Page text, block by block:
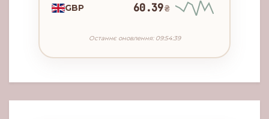
GBP 60.39₴
Останнє оновлення: 09:54:39